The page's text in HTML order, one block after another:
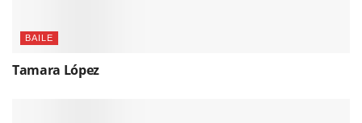
BAILE
Tamara López